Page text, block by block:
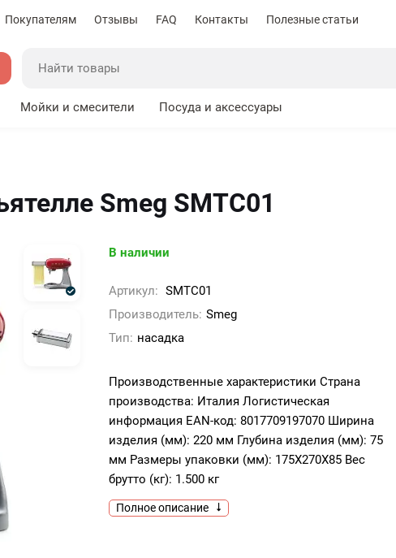
Покупателям Отзывы FAQ Контакты Полезные статьи
Мойки и смесители Посуда и аксессуары
Smeg SMTC01
В наличии
Артикул: SMTC01
Производитель: Smeg
Тип: насадка
Производственные характеристики Страна
производства: Италия Логистическая
информация EAN-код: 8017709197070 Ширина
изделия (мм): 220 мм Глубина изделия (мм): 75
мм Размеры упаковки (мм): 175X270X85 Вес
брутто (кг): 1.500 кг
Полное описание